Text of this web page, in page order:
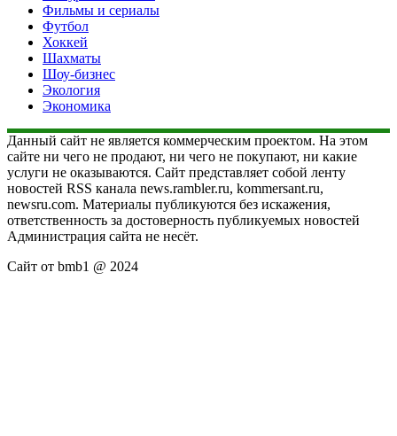
Фильмы и сериалы
Футбол
Хоккей
Шахматы
Шоу-бизнес
Экология
Экономика
Данный сайт не является коммерческим проектом. На этом
сайте ни чего не продают, ни чего не покупают, ни какие
услуги не оказываются. Сайт представляет собой ленту
новостей RSS канала news.rambler.ru, kommersant.ru,
newsru.com. Материалы публикуются без искажения,
ответственность за достоверность публикуемых новостей
Администрация сайта не несёт.
Сайт от bmb1 @ 2024